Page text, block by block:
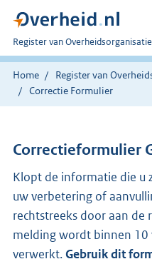
U
bent
nu
hier:
Register van
Home Register van
Correctie Formulier
Correctieformulier
Klopt de informatie die u
uw verbetering of
rechtstreeks door aan de
melding wordt binnen
verwerkt.Gebruik dit